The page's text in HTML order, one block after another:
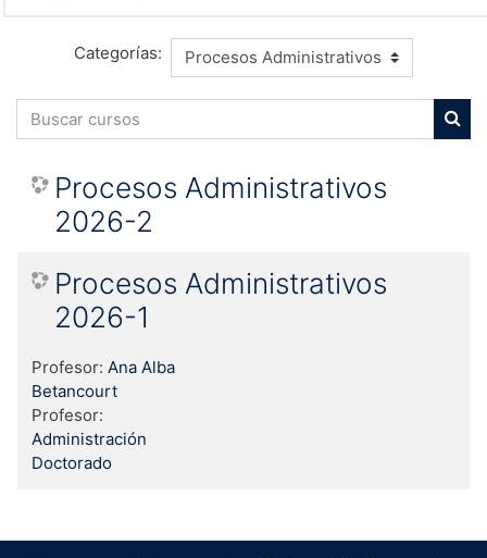
Categorías:
Buscar cursos
Procesos Administrativos
2026-2
Procesos Administrativos
2026-1
Profesor: Ana Alba
Betancourt
Profesor:
Administración
Doctorado